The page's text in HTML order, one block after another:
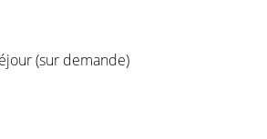
(sur demande)